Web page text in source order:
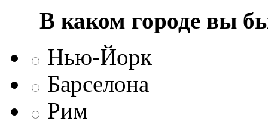
В каком городе вы
Нью-Йорк
Барселона
Рим